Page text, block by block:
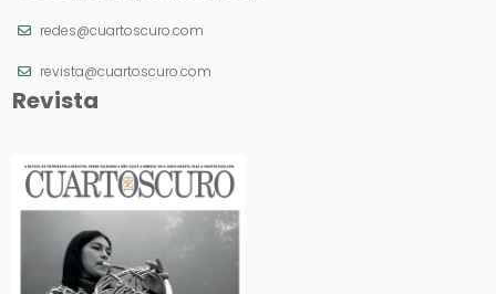
redes@cuartoscuro.com
revista@cuartoscuro.com
Revista